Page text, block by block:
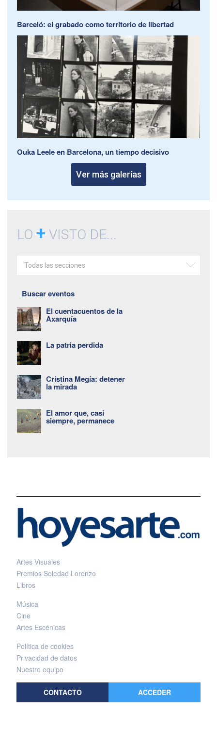
Barceló: el grabado como territorio de libertad
Ouka Leele en Barcelona, un tiempo decisivo
Ver más galerías
LO + VISTO DE...
Todas las secciones
Buscar eventos
El cuentacuentos de la
Axarquía
La patria perdida
Cristina Megía: detener
la mirada
El amor que, casi
siempre, permanece
Artes Visuales
Premios Soledad Lorenzo
Libros
Música
Cine
Artes Escénicas
Política de cookies
Privacidad de datos
Nuestro equipo
CONTACTO ACCEDER